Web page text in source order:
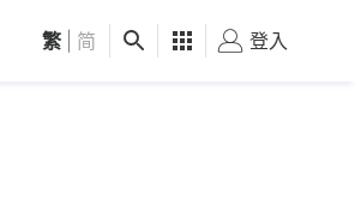
觀點 健康 好食玩飛
繁 简 登入